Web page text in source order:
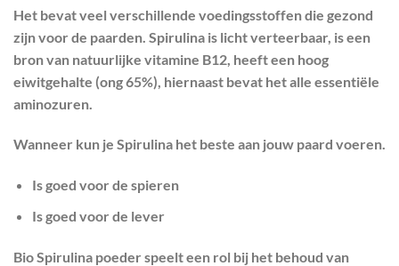
Het bevat veel verschillende voedingsstoffen die gezond
zijn voor de paarden. Spirulina is licht verteerbaar, is een
bron van natuurlijke vitamine B12, heeft een hoog
eiwitgehalte (ong 65%), hiernaast bevat het alle essentiële
aminozuren.
Wanneer kun je Spirulina het beste aan jouw paard voeren.
Is goed voor de spieren
Is goed voor de lever
Bio Spirulina poeder speelt een rol bij het behoud van